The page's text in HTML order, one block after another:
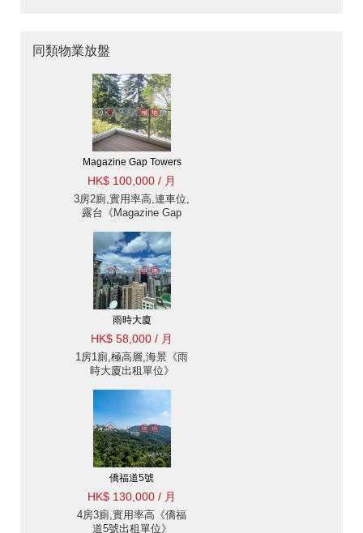
同類物業放盤
Magazine Gap Towers
HK$ 100,000 / 月
3房2廁,實用率高,連車位,
露台《Magazine Gap
雨時大廈
HK$ 58,000 / 月
1房1廁,極高層,海景《雨
時大廈出租單位》
僑福道5號
HK$ 130,000 / 月
4房3廁,實用率高《僑福
道5號出租單位》